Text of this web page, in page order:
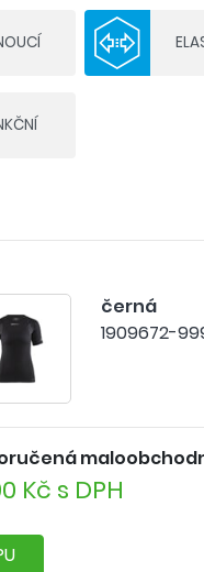
21% recyklovaný
zaručuje pefektní
vlákna, při jehož
SPRÁVNÉ ZDE >>
černá
1909672-
Kč s DPH